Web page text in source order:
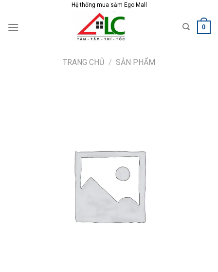
content
Hệ thống mua sắm Ego Mall
0
TRANG CHỦ / SẢN PHẨM